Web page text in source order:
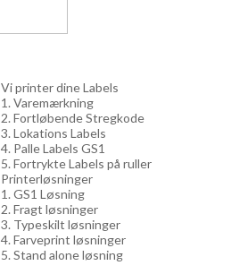
Vi printer dine Labels
1. Varemærkning
2. Fortløbende Stregkode
3. Lokations Labels
4. Palle Labels GS1
5. Fortrykte Labels på ruller
Printerløsninger
1. GS1 Løsning
2. Fragt løsninger
3. Typeskilt løsninger
4. Farveprint løsninger
5. Stand alone løsning